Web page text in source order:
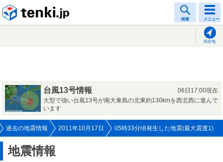
検索 メニュー
現在地
台風13号情報
06日17:00現在
大型で強い台風13号が南大東島の北東約130kmを西北西に進んで
います
過去の地震情報 2011年10月17日 05時33分頃発生した地震(最大震度1)
地震情報